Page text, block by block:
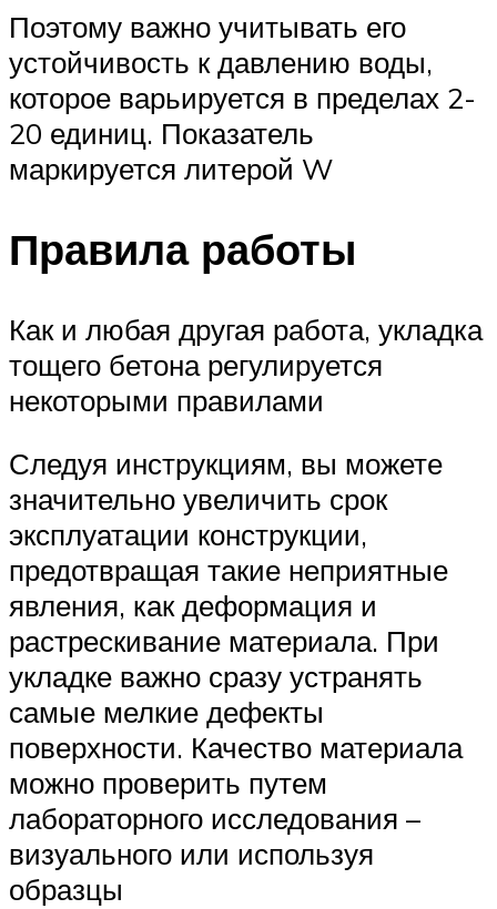
Поэтому важно учитывать его
устойчивость к давлению воды,
которое варьируется в пределах 2-
20 единиц. Показатель
маркируется литерой W
Правила работы
Как и любая другая работа, укладка
тощего бетона регулируется
некоторыми правилами
Следуя инструкциям, вы можете
значительно увеличить срок
эксплуатации конструкции,
предотвращая такие неприятные
явления, как деформация и
растрескивание материала. При
укладке важно сразу устранять
самые мелкие дефекты
поверхности. Качество материала
можно проверить путем
лабораторного исследования –
визуального или используя
образцы